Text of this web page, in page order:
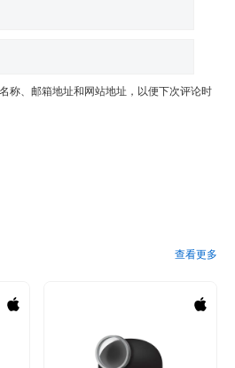
称、邮箱地址和网站地址，以便下次评论时
查看更多